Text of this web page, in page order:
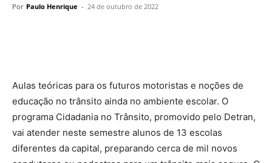
Por Paulo Henrique - 24 de outubro de 2022
Aulas teóricas para os futuros motoristas e noções de
educação no trânsito ainda no ambiente escolar. O
programa Cidadania no Trânsito, promovido pelo Detran,
vai atender neste semestre alunos de 13 escolas
diferentes da capital, preparando cerca de mil novos